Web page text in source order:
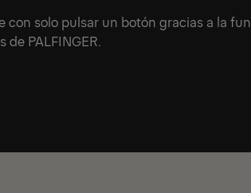
solo pulsar un botón gracias a la
PALFINGER.